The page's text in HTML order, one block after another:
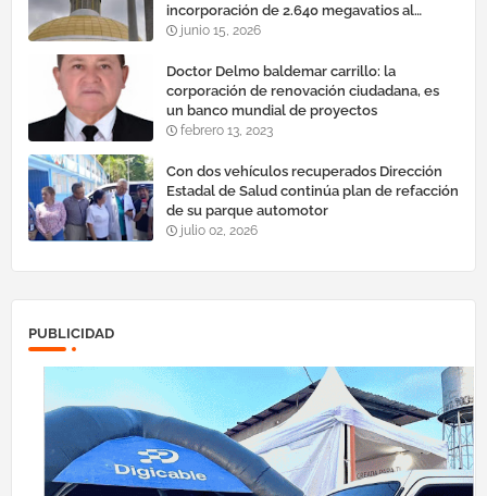
incorporación de 2.640 megavatios al
sistema eléctrico nacional
junio 15, 2026
Doctor Delmo baldemar carrillo: la
corporación de renovación ciudadana, es
un banco mundial de proyectos
febrero 13, 2023
Con dos vehículos recuperados Dirección
Estadal de Salud continúa plan de refacción
de su parque automotor ‎
julio 02, 2026
PUBLICIDAD